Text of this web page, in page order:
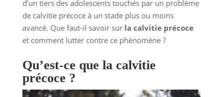
d’un tiers des adolescents touchés par un problème
de calvitie précoce à un stade plus ou moins
avancé. Que faut-il savoir surla calvitie précoce
et comment lutter contre ce phénomène ?
Qu’est-ce que la calvitie
précoce ?